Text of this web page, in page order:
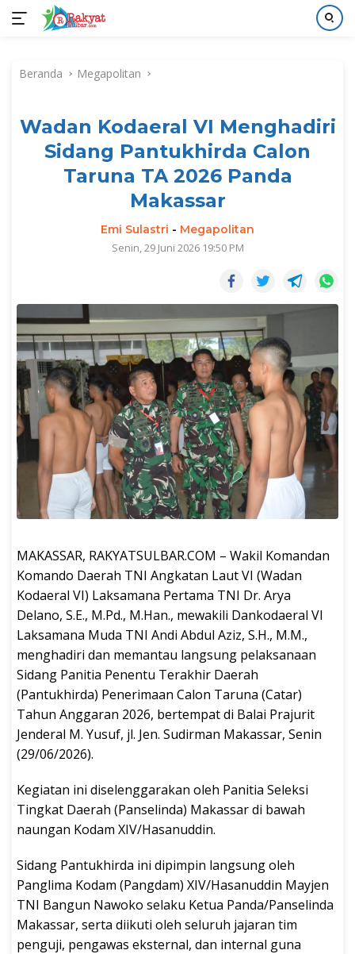
kontenBeranda Megapolitan
Wadan Kodaeral VI Menghadiri
Sidang Pantukhirda Calon
Taruna TA 2026 Panda
Makassar
Emi Sulastri - Megapolitan
Senin, 29 Juni 2026 19:50 PM
MAKASSAR, RAKYATSULBAR.COM – Wakil Komandan
Komando Daerah TNI Angkatan Laut VI (Wadan
Kodaeral VI) Laksamana Pertama TNI Dr. Arya
Delano, S.E., M.Pd., M.Han., mewakili Dankodaeral VI
Laksamana Muda TNI Andi Abdul Aziz, S.H., M.M.,
menghadiri dan memantau langsung pelaksanaan
Sidang Panitia Penentu Terakhir Daerah
(Pantukhirda) Penerimaan Calon Taruna (Catar)
Tahun Anggaran 2026, bertempat di Balai Prajurit
Jenderal M. Yusuf, jl. Jen. Sudirman Makassar, Senin
(29/06/2026).
Kegiatan ini diselenggarakan oleh Panitia Seleksi
Tingkat Daerah (Panselinda) Makassar di bawah
naungan Kodam XIV/Hasanuddin.
Sidang Pantukhirda ini dipimpin langsung oleh
Panglima Kodam (Pangdam) XIV/Hasanuddin Mayjen
TNI Bangun Nawoko selaku Ketua Panda/Panselinda
Makassar, serta diikuti oleh seluruh jajaran tim
penguji, pengawas eksternal, dan internal guna